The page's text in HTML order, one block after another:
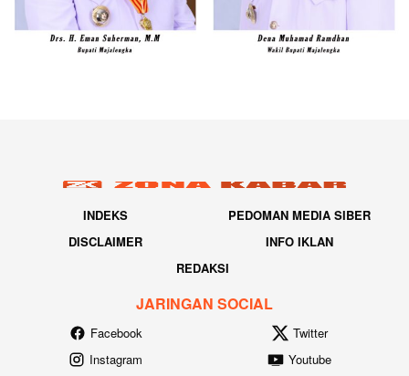
INDEKS
PEDOMAN MEDIA SIBER
DISCLAIMER
INFO IKLAN
REDAKSI
JARINGAN SOCIAL
Facebook
Twitter
Instagram
Youtube